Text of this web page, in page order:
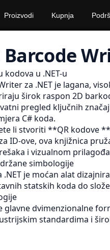
Proizvodi Kupnja
Barcode
kodova u .NET-u
za .NET je lagana,
širok raspon 2D
pregled ključnih
C# koda.
li stvoriti **QR kodove
ID-ove, ova knjižnica
i vizualnom
simbologije
.NET je moćan alat
statskih koda do
glavne dvimenzionalne
standardima i